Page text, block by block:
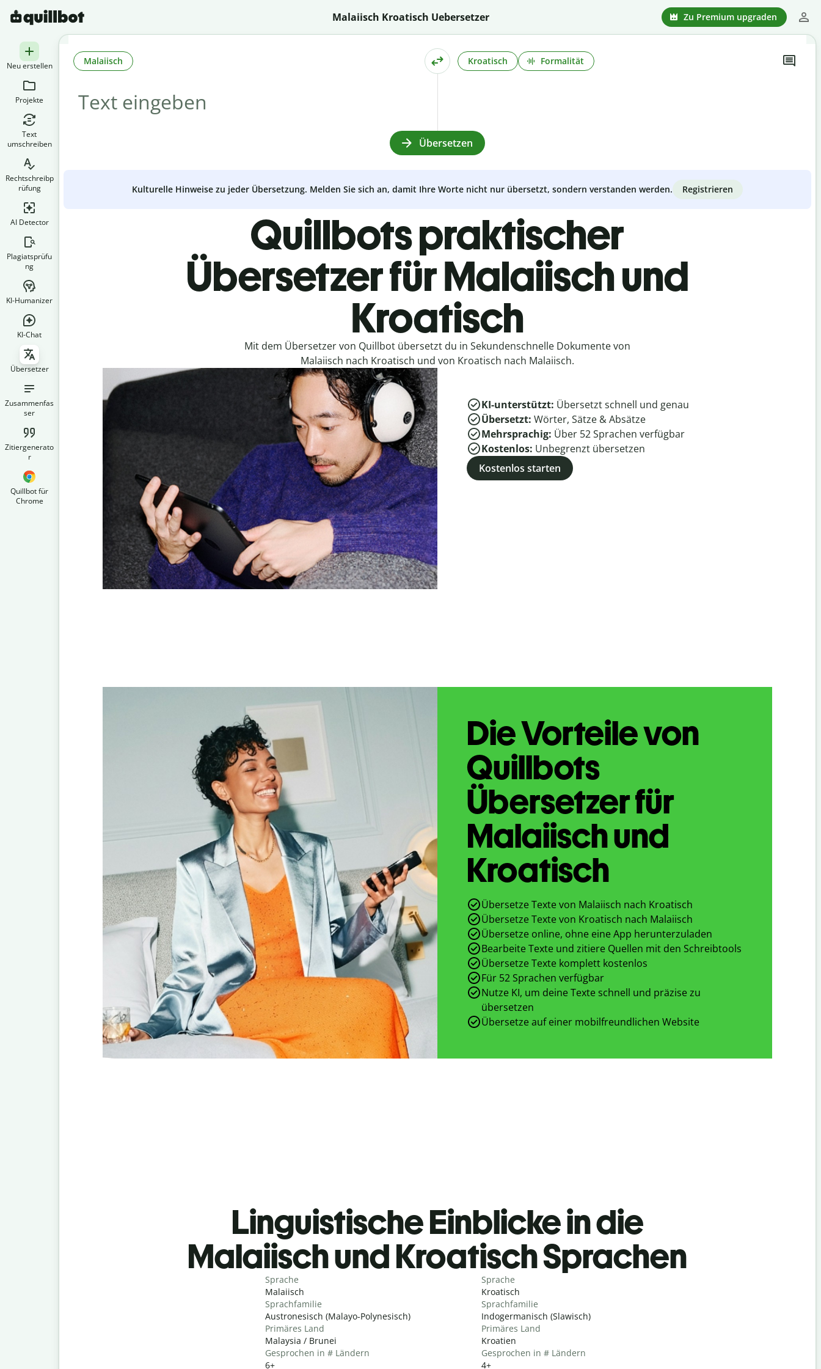
Malaiisch Kroatisch Uebersetzer Zu Premium upgraden
Neu erstellen
Projekte
Text
umschreiben
Rechtschreibp
rüfung
AI Detector
Plagiatsprüfu
ng
KI-Humanizer
KI-Chat
Übersetzer
Zusammenfas
ser
Zitiergenerato
r
Quillbot für
Chrome
Malaiisch Kroatisch Formalität
Übersetzen
Kulturelle Hinweise zu jeder Übersetzung. Melden Sie sich an, damit Ihre Worte nicht nur übersetzt, sondern verstanden werden. Registrieren
Quillbots praktischer
Übersetzer für Malaiisch und
Kroatisch
Mit dem Übersetzer von Quillbot übersetzt du in Sekundenschnelle Dokumente von
Malaiisch nach Kroatisch und von Kroatisch nach Malaiisch.
KI-unterstützt: Übersetzt schnell und genau
Übersetzt: Wörter, Sätze & Absätze
Mehrsprachig: Über 52Sprachen verfügbar
Kostenlos: Unbegrenzt übersetzen
Kostenlos starten
Die Vorteile von
Quillbots
Übersetzer für
Malaiisch und
Kroatisch
Übersetze Texte von Malaiisch nach Kroatisch
Übersetze Texte von Kroatisch nach Malaiisch
Übersetze online, ohne eine App herunterzuladen
Bearbeite Texte und zitiere Quellen mit den Schreibtools
Übersetze Texte komplett kostenlos
Für 52 Sprachen verfügbar
Nutze KI, um deine Texte schnell und präzise zu
übersetzen
Übersetze auf einer mobilfreundlichen Website
Linguistische Einblicke in die
Malaiisch und Kroatisch Sprachen
Sprache
Malaiisch
Sprachfamilie
Austronesisch (Malayo-Polynesisch)
Primäres Land
Malaysia / Brunei
Gesprochen in # Ländern
6+
Sprache
Kroatisch
Sprachfamilie
Indogermanisch (Slawisch)
Primäres Land
Kroatien
Gesprochen in # Ländern
4+